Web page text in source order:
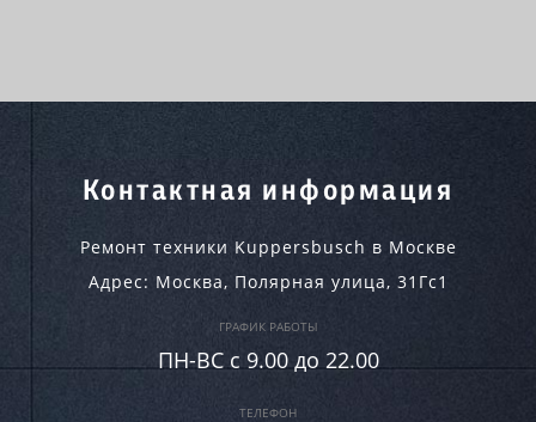
Контактная информация
Ремонт техники Kuppersbusch в Москве
Адрес: Москва, Полярная улица, 31Гс1
ГРАФИК РАБОТЫ
ПН-ВC c 9.00 до 22.00
ТЕЛЕФОН